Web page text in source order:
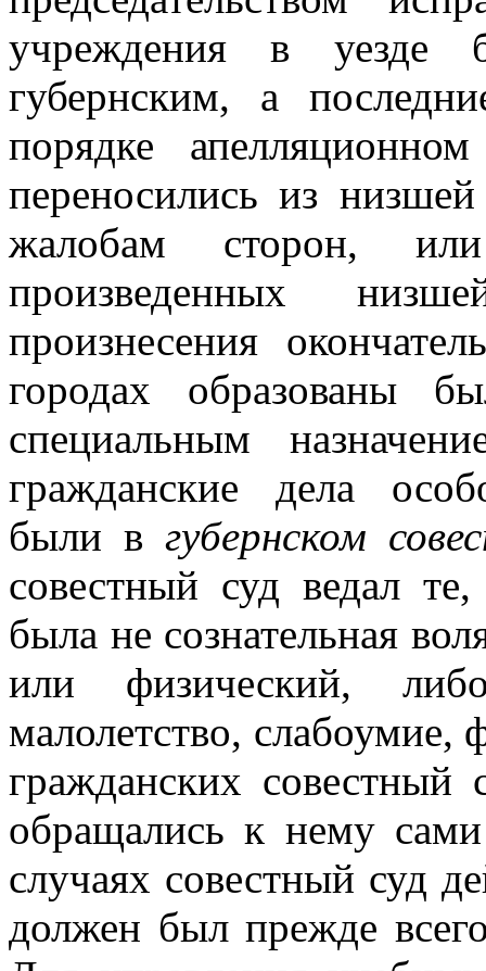
учреждения в уезде
губернским, а
порядке
переносились из
жалобам сторон,
произведенных
произнесения
городах образованы
специальным
гражданские дела
были в губернском
совестный суд ведал
была не сознательная
или физический,
малолетство, слабоумие,
гражданских совестный
обращались к нему
случаях совестный суд
должен был прежде